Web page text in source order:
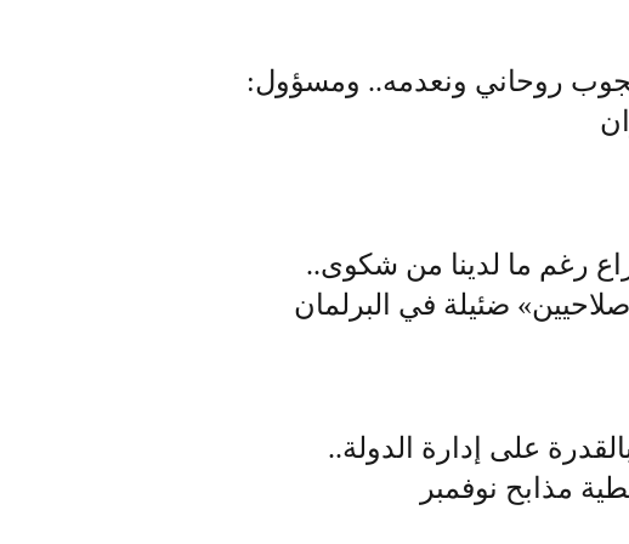
روحاني ونعدمه.. ومسؤول:
رغم ما لدينا من شكوى..
ضئيلة في البرلمان
على إدارة الدولة..